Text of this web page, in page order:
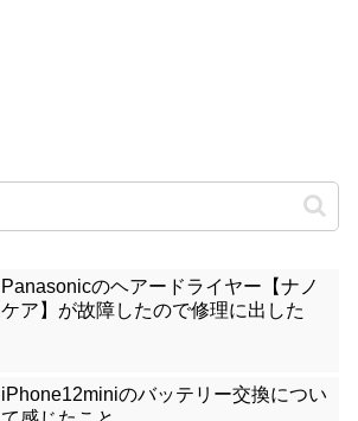
Panasonicのヘアードライヤー【ナノ
ケア】が故障したので修理に出した
iPhone12miniのバッテリー交換につい